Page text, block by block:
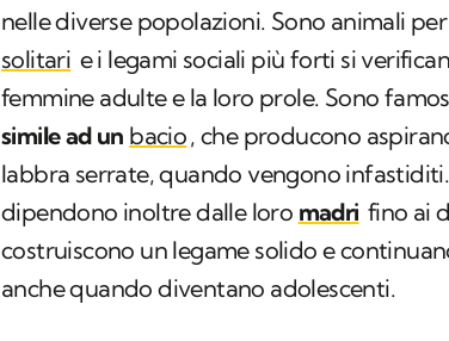
nelle diverse popolazioni. Sono animali
solitari e i legami sociali più forti si
femmine adulte e la loro prole. Sono
simile ad un bacio, che producono
labbra serrate, quando vengono
dipendono inoltre dalle loro madri fino ai
costruiscono un legame solido e
anche quando diventano adolescenti.